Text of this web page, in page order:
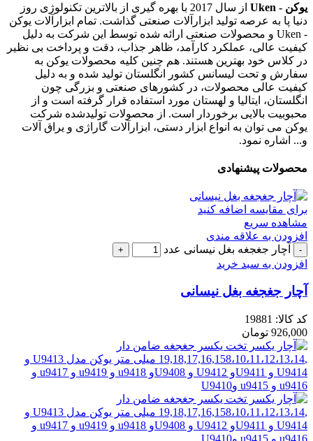
یوکن - Uken
از سال 2017 با بهره گیری از بالاترین تکنولوژی روز
دنیا پا به عرصه تولید ابزارآلات صنعتی گذاشت. تمام ابزارآلات یوکن
- Uken و محصولات صنعتی ارائه شده توسط این شرکت به دلیل
کیفیت عالی، عملکرد کارآمد، ظاهر جذاب، دقت و پرداخت بی نظیر
در کلاس خود بهترین هستند. هم چنین کلیه محصولات یوکن به
سفارش و تحت لیسانس کشور انگلستان تولید شده و به دلیل
کیفیت عالی محصولات، در کشورهای صنعتی و بزرگی چون
انگلستان، ایتالیا و لهستان مورد استفاده قرار گرفته است و از
محبوبیت بالایی برخوردار است. از محصولات تولیدشده شرکت
یوکن می توان به انواع ابزار دستی، ابزارآلات گاراژی و یراق آلات
و... اشاره نمود.
محصولات پیشنهادی
برای مقایسه اضافه کنید
مشاهده سریع
افزودن به علاقه مندی
آچار جغجغه بغل نیسانی عدد
افزودن به سبد خرید
آچار جغجغه بغل نیسانی
کد کالا: 19881
926,000 تومان